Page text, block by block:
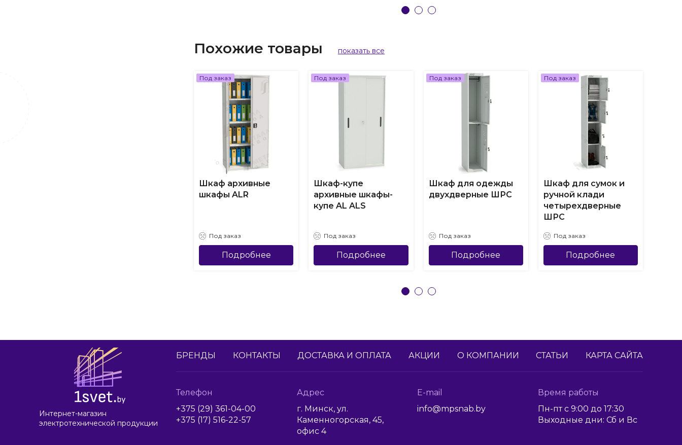
Похожие товары показать все
Под заказ
Шкаф архивные
шкафы ALR
Под заказ
Подробнее
Под заказ
Шкаф-купе
архивные шкафы-
купе AL ALS
Под заказ
Подробнее
Под заказ
Шкаф для одежды
двухдверные ШРС
Под заказ
Подробнее
Под заказ
Шкаф для сумок и
ручной клади
четырехдверные
ШРС
Под заказ
Подробнее
Интернет-магазин
электротехнической продукции
БРЕНДЫ КОНТАКТЫ ДОСТАВКА И ОПЛАТА АКЦИИ О КОМПАНИИ СТАТЬИ КАРТА САЙТА
Телефон
+375 (29) 361-04-00
+375 (17) 516-22-57
Адрес
г. Минск, ул.
Каменногорская, 45,
офис 4
E-mail
info@mpsnab.by
Время работы
Пн-пт с 9:00 до 17:30
Выходные дни: Сб и Вс